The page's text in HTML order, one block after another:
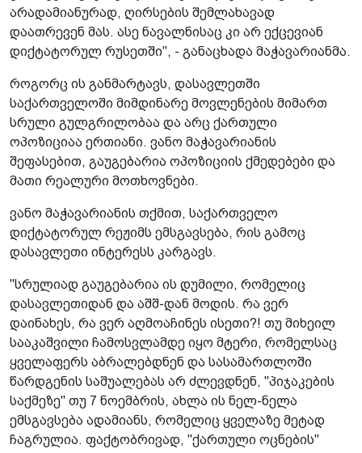
არადამიანურად, ღირსების შემლახავად
დაათრევენ მას. ასე ნავალნისაც კი არ ექცევიან
დიქტატორულ რუსეთში", - განაცხადა მაჭავარიანმა.
როგორც ის განმარტავს, დასავლეთში
საქართველოში მიმდინარე მოვლენების მიმართ
სრული გულგრილობაა და არც ქართული
ოპოზიციაა ერთიანი. ვანო მაჭავარიანის
შეფასებით, გაუგებარია ოპოზიციის ქმედებები და
მათი რეალური მოთხოვნები.
ვანო მაჭავარიანის თქმით, საქართველო
დიქტატორულ რეჟიმს ემსგავსება, რის გამოც
დასავლეთი ინტერესს კარგავს.
"სრულიად გაუგებარია ის დუმილი, რომელიც
დასავლეთიდან და აშშ-დან მოდის. რა ვერ
დაინახეს, რა ვერ აღმოაჩინეს ისეთი?! თუ მიხეილ
სააკაშვილი ჩამოსვლამდე იყო მტერი, რომელსაც
ყველაფერს აბრალებდნენ და სასამართლოში
წარდგენის საშუალებას არ ძლევდნენ, "პიჯაკების
საქმეზე" თუ 7 ნოემბრის, ახლა ის ნელ-ნელა
ემსგავსება ადამიანს, რომელიც ყველაზე მეტად
ჩაგრულია. ფაქტობრივად, "ქართული ოცნების"